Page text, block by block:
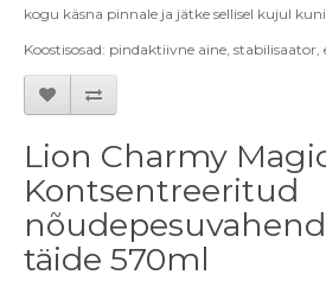
kogu käsna pinnale ja jätke sellisel kujul
Koostisosad: pindaktiivne aine,
Lion Charmy
Kontsentreeritud
täide 570ml